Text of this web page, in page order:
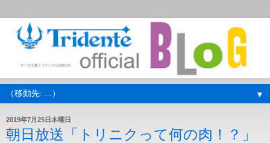
▼
2019年7月25日木曜日
朝日放送「トリニクって何の肉！？」